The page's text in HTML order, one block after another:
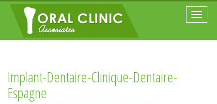
Toggle
Implant-Dentaire-Clinique-Dentaire-
Espagne